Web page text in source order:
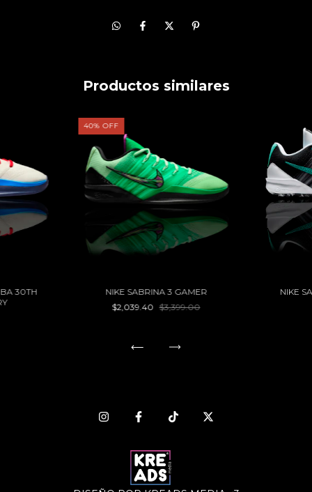
Productos similares
30TH
40%OFF
NIKE SABRINA 3 GAMER
$2,039.40 $3,399.00
NIKE